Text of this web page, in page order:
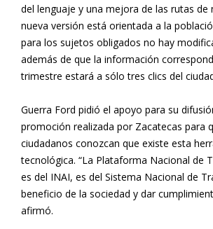
del lenguaje y una mejora de las rutas de
nueva versión está orientada a la
para los sujetos obligados no hay
además de que la información
trimestre estará a sólo tres clics del
Guerra Ford pidió el apoyo para su
promoción realizada por Zacatecas para
ciudadanos conozcan que existe esta
tecnológica. “La Plataforma Nacional de
es del INAI, es del Sistema Nacional de
beneficio de la sociedad y dar
afirmó.